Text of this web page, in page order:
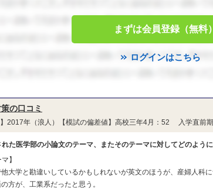
まずは会員登録（無料）
ログインはこちら
の口コミ
】2017年（浪人）【模試の偏差値】高校三年4月：52 入学直前
た医学部の小論文のテーマ、またそのテーマに対してどのよう
】
大学と勘違いしているかもしれないが英文のほうが、産婦人科に
方が、工業系だったと思う。